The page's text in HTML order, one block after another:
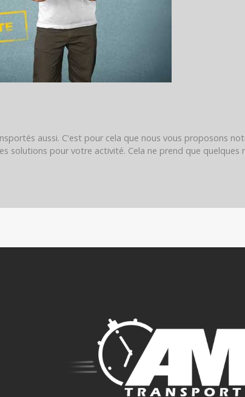
aussi. C'est pour cela que nous vous proposons
solutions pour votre activité. Cela ne prend que